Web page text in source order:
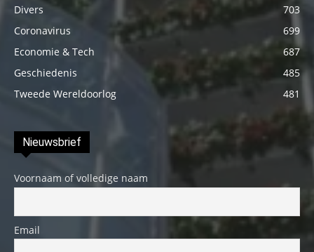
Divers
703
Coronavirus
699
Economie & Tech
687
Geschiedenis
485
Tweede Wereldoorlog
481
Nieuwsbrief
Voornaam of volledige naam
Email